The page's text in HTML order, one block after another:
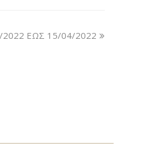
ΕΩΣ 15/04/2022